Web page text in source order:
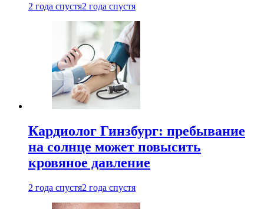
2 года спустя2 года спустя
Кардиолог Гинзбург: пребывание
на солнце может повысить
кровяное давление
2 года спустя2 года спустя